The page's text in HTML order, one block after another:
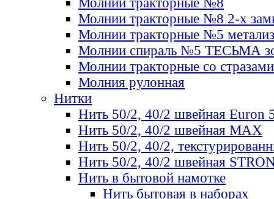
Молнии тракторные №8 2-х
Молнии тракторные №5
Молнии спираль №5 ТЕСЬМА
Молнии тракторные со стразами
Молния рулонная
Нитки
Нить 50/2, 40/2 швейная Euron
Нить 50/2, 40/2 швейная МАХ
Нить 50/2, 40/2,
Нить 50/2, 40/2 швейная
Нить в бытовой намотке
Нить бытовая в наборах